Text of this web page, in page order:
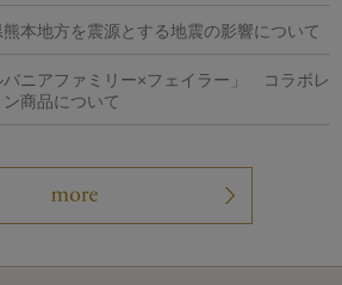
熊本地方を震源とする地震の影響について
バニアファミリー×フェイラー」 コラボレ
商品について